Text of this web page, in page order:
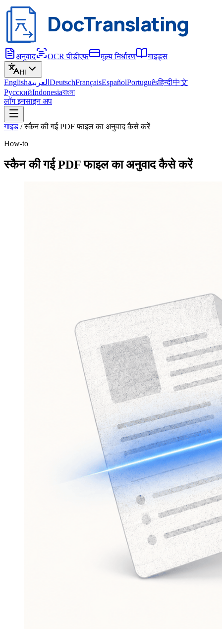
DocTranslating
अनुवाद OCR पीडीएफ मूल्य निर्धारण गाइड्स
HI
Englishالعربية DeutschFrançaisEspañolPortuguêsहिन्दी中文
РусскийIndonesiaবাংলা
लॉग इनसाइन अप
गाइड / स्कैन की गई PDF फाइल का अनुवाद कैसे करें
How-to
स्कैन की गई PDF फाइल का अनुवाद कैसे करें